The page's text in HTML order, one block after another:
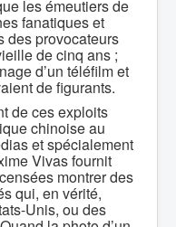
les émeutiers de
fanatiques et
des provocateurs
de cinq ans ;
d’un téléfilm et
de figurants.
de ces exploits
chinoise au
et spécialement
Vivas fournit
montrer des
qui, en vérité,
Unis, ou des